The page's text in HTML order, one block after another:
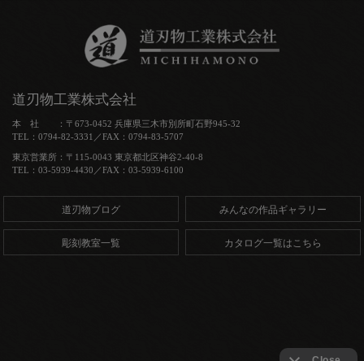
道刃物工業株式会社
本 社 ：〒673-0452 兵庫県三木市別所町石野945-32
TEL：0794-82-3331／FAX：0794-83-5707
東京営業所：〒115-0043 東京都北区神谷2-40-8
TEL：03-5939-4430／FAX：03-5939-6100
道刃物ブログ みんなの作品ギャラリー
彫刻教室一覧 カタログ一覧はこちら